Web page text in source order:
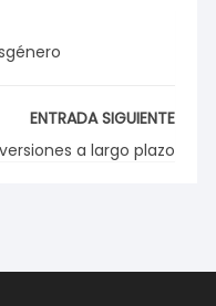
ENTRADA SIGUIENTE
a largo plazo